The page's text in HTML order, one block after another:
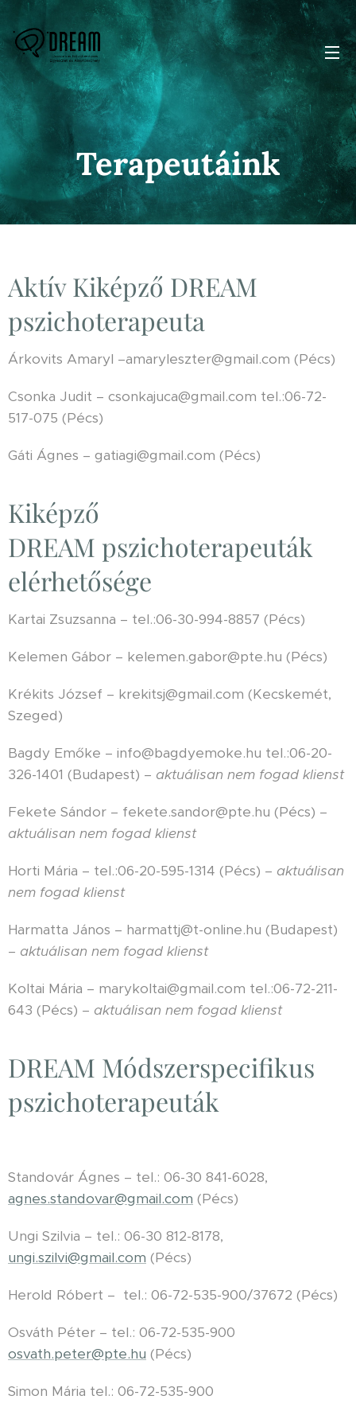
Terapeutáink
Aktív Kiképző DREAM
pszichoterapeuta
Árkovits Amaryl –amaryleszter@gmail.com (Pécs)
Csonka Judit – csonkajuca@gmail.com tel.:06-72-
517-075 (Pécs)
Gáti Ágnes – gatiagi@gmail.com (Pécs)
Kiképző
DREAM pszichoterapeuták
elérhetősége
Kartai Zsuzsanna – tel.:06-30-994-8857 (Pécs)
Kelemen Gábor – kelemen.gabor@pte.hu (Pécs)
Krékits József – krekitsj@gmail.com (Kecskemét,
Szeged)
Bagdy Emőke – info@bagdyemoke.hu tel.:06-20-
326-1401 (Budapest) – aktuálisan nem fogad klienst
Fekete Sándor – fekete.sandor@pte.hu (Pécs) –
aktuálisan nem fogad klienst
Horti Mária – tel.:06-20-595-1314 (Pécs) – aktuálisan
nem fogad klienst
Harmatta János – harmattj@t-online.hu (Budapest)
– aktuálisan nem fogad klienst
Koltai Mária – marykoltai@gmail.com tel.:06-72-211-
643 (Pécs) – aktuálisan nem fogad klienst
DREAM Módszerspecifikus
pszichoterapeuták
Standovár Ágnes – tel.: 06-30 841-6028,
agnes.standovar@gmail.com (Pécs)
Ungi Szilvia – tel.: 06-30 812-8178,
ungi.szilvi@gmail.com (Pécs)
Herold Róbert – tel.: 06-72-535-900/37672 (Pécs)
Osváth Péter – tel.: 06-72-535-900
osvath.peter@pte.hu (Pécs)
Simon Mária tel.: 06-72-535-900